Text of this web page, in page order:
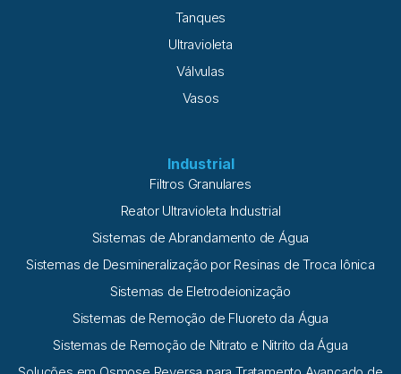
Tanques
Ultravioleta
Válvulas
Vasos
Industrial
Filtros Granulares
Reator Ultravioleta Industrial
Sistemas de Abrandamento de Água
Sistemas de Desmineralização por Resinas de Troca Iônica
Sistemas de Eletrodeionização
Sistemas de Remoção de Fluoreto da Água
Sistemas de Remoção de Nitrato e Nitrito da Água